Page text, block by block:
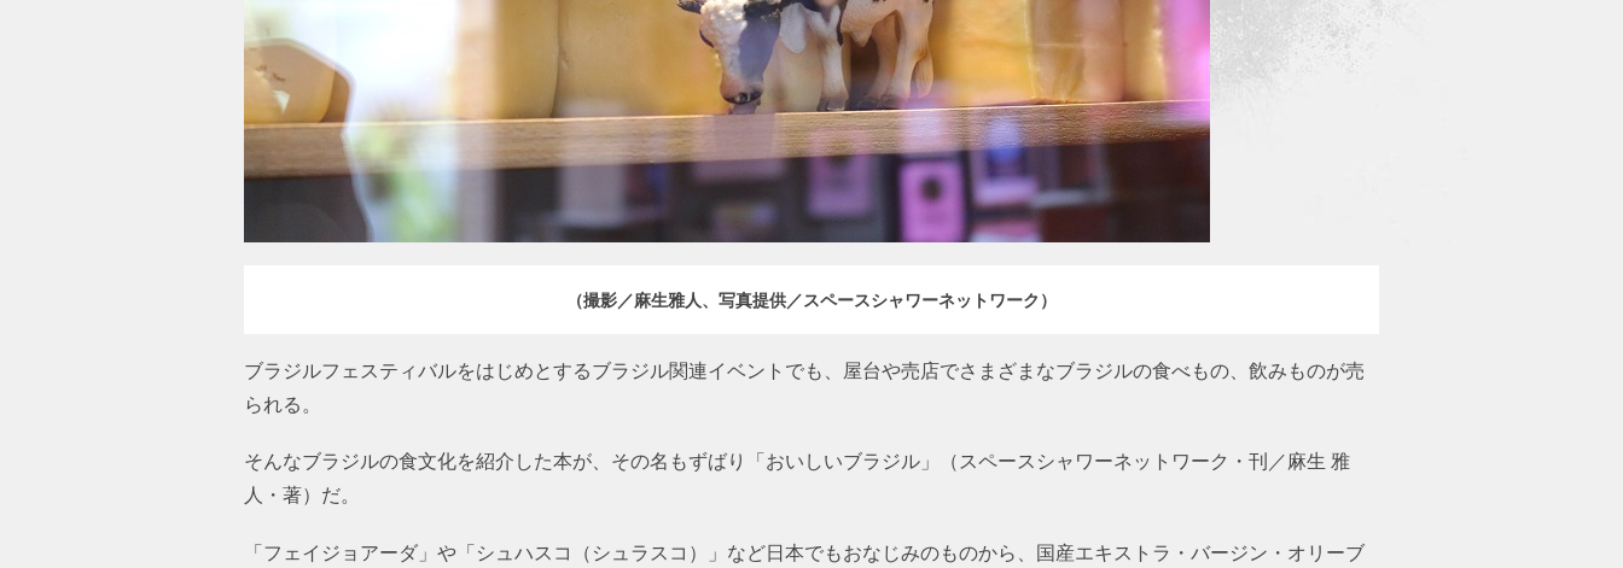
コラム
（撮影／麻生雅人、写真提供／スペースシャワーネットワーク）
ブラジルフェスティバルをはじめとするブラジル関連イベントでも、屋台や売店でさまざまなブラジルの食べもの、飲みものが売
られる。
そんなブラジルの食文化を紹介した本が、その名もずばり「おいしいブラジル」（スペースシャワーネットワーク・刊／麻生 雅
人・著）だ。
「フェイジョアーダ」や「シュハスコ（シュラスコ）」など日本でもおなじみのものから、国産エキストラ・バージン・オリーブ